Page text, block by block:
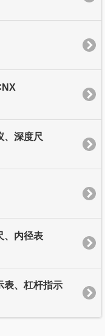
、深度尺
、内径表
表、杠杆指示